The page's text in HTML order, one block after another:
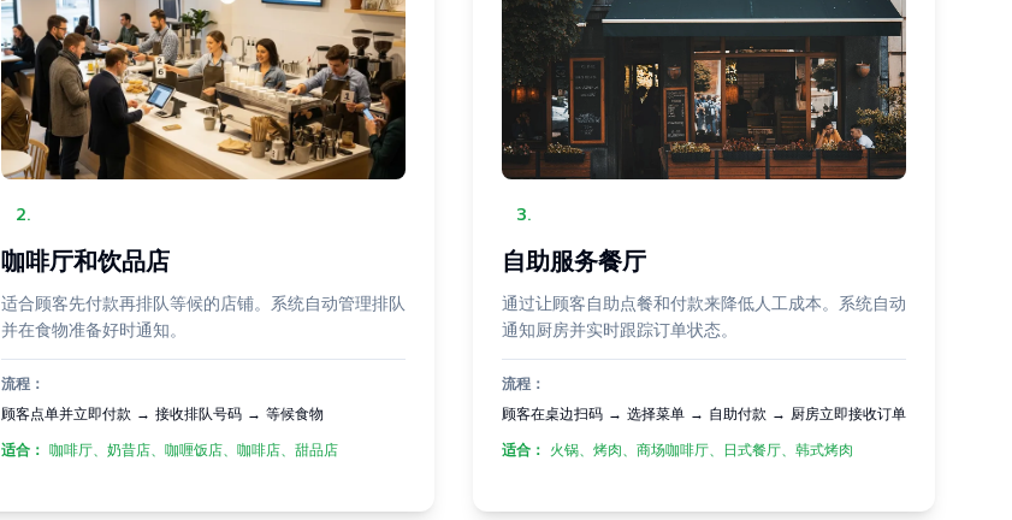
2.
咖啡厅和饮品店
适合顾客先付款再排队等候的店铺。系统自动管理排队
并在食物准备好时通知。
流程：
顾客点单并立即付款 → 接收排队号码 → 等候食物
适合： 咖啡厅、奶昔店、咖喱饭店、咖啡店、甜品店
3.
自助服务餐厅
通过让顾客自助点餐和付款来降低人工成本。系统自动
通知厨房并实时跟踪订单状态。
流程：
顾客在桌边扫码 → 选择菜单 → 自助付款 → 厨房立即接收订单
适合： 火锅、烤肉、商场咖啡厅、日式餐厅、韩式烤肉